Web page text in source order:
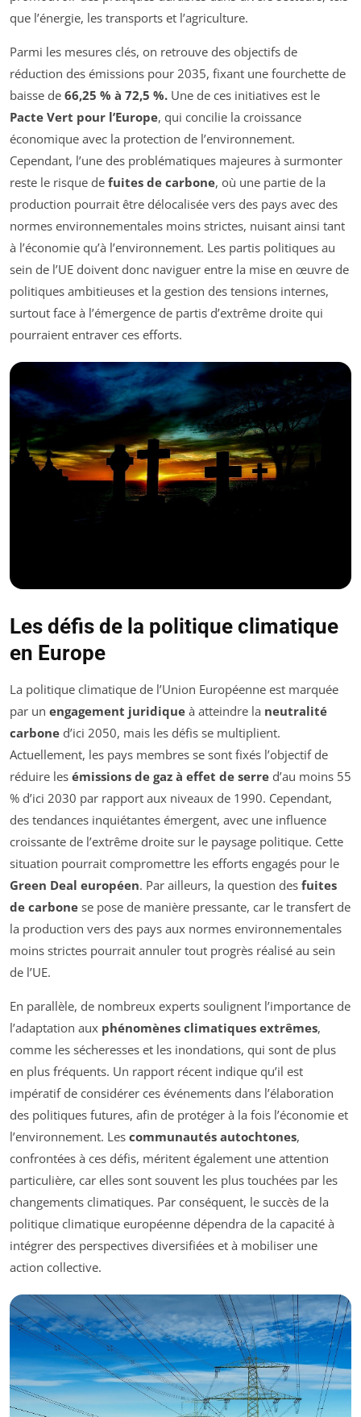
que l’énergie, les transports et l’agriculture.
Parmi les mesures clés, on retrouve des objectifs de
réduction des émissions pour 2035, fixant une fourchette de
baisse de 66,25 % à 72,5 %. Une de ces initiatives est le
Pacte Vert pour l’Europe, qui concilie la croissance
économique avec la protection de l’environnement.
Cependant, l’une des problématiques majeures à surmonter
reste le risque de fuites de carbone, où une partie de la
production pourrait être délocalisée vers des pays avec des
normes environnementales moins strictes, nuisant ainsi tant
à l’économie qu’à l’environnement. Les partis politiques au
sein de l’UE doivent donc naviguer entre la mise en œuvre de
politiques ambitieuses et la gestion des tensions internes,
surtout face à l’émergence de partis d’extrême droite qui
pourraient entraver ces efforts.
Les défis de la politique climatique
en Europe
La politique climatique de l’Union Européenne est marquée
par un engagement juridique à atteindre la neutralité
carbone d’ici 2050, mais les défis se multiplient.
Actuellement, les pays membres se sont fixés l’objectif de
réduire les émissions de gaz à effet de serre d’au moins 55
% d’ici 2030 par rapport aux niveaux de 1990. Cependant,
des tendances inquiétantes émergent, avec une influence
croissante de l’extrême droite sur le paysage politique. Cette
situation pourrait compromettre les efforts engagés pour le
Green Deal européen. Par ailleurs, la question des fuites
de carbone se pose de manière pressante, car le transfert de
la production vers des pays aux normes environnementales
moins strictes pourrait annuler tout progrès réalisé au sein
de l’UE.
En parallèle, de nombreux experts soulignent l’importance de
l’adaptation aux phénomènes climatiques extrêmes,
comme les sécheresses et les inondations, qui sont de plus
en plus fréquents. Un rapport récent indique qu’il est
impératif de considérer ces événements dans l’élaboration
des politiques futures, afin de protéger à la fois l’économie et
l’environnement. Les communautés autochtones,
confrontées à ces défis, méritent également une attention
particulière, car elles sont souvent les plus touchées par les
changements climatiques. Par conséquent, le succès de la
politique climatique européenne dépendra de la capacité à
intégrer des perspectives diversifiées et à mobiliser une
action collective.